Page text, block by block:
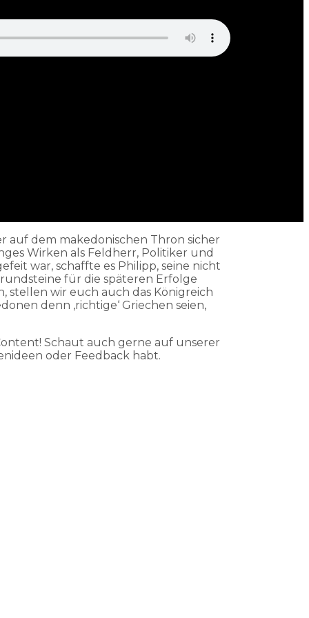
auf dem makedonischen Thron sicher
Wirken als Feldherr, Politiker und
war, schaffte es Philipp, seine nicht
für die späteren Erfolge
stellen wir euch auch das Königreich
denn ‚richtige‘ Griechen seien,
Schaut auch gerne auf unserer
oder Feedback habt.